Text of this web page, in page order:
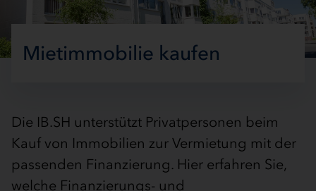
Mietimmobilie kaufen
Die IB.SH unterstützt Privatpersonen beim
Kauf von Immobilien zur Vermietung mit der
passenden Finanzierung. Hier erfahren Sie,
welche Finanzierungs- und